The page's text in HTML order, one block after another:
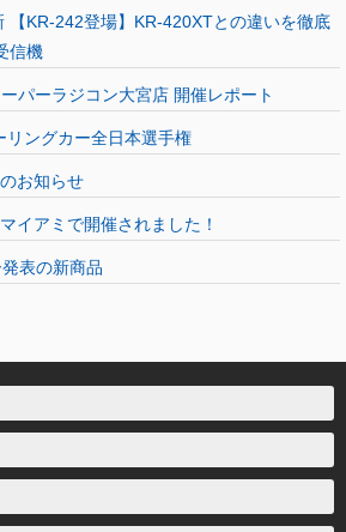
【KR-242登場】KR-420XTとの違いを徹底
信機
パーラジコン大宮店 開催レポート
ングカー全日本選手権
お知らせ
イアミで開催されました！
表の新商品